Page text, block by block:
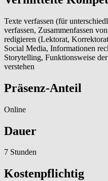
Texte verfassen (für
verfassen, Zusammenfassen
redigieren (Lektorat,
Social Media, Informationen
Storytelling, Funktionsweise
verstehen
Präsenz-Anteil
Online
Dauer
7 Stunden
Kostenpflichtig